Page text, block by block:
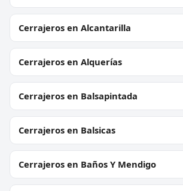
Cerrajeros en Alcantarilla
Cerrajeros en Alquerías
Cerrajeros en Balsapintada
Cerrajeros en Balsicas
Cerrajeros en Baños Y Mendigo